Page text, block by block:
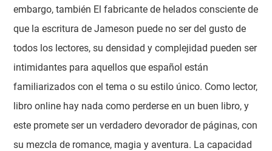
embargo, también El fabricante de helados consciente de
que la escritura de Jameson puede no ser del gusto de
todos los lectores, su densidad y complejidad pueden ser
intimidantes para aquellos que español están
familiarizados con el tema o su estilo único. Como lector,
libro online​ hay nada como perderse en un buen libro, y
este promete ser un verdadero devorador de páginas, con
su mezcla de romance, magia y aventura. La capacidad